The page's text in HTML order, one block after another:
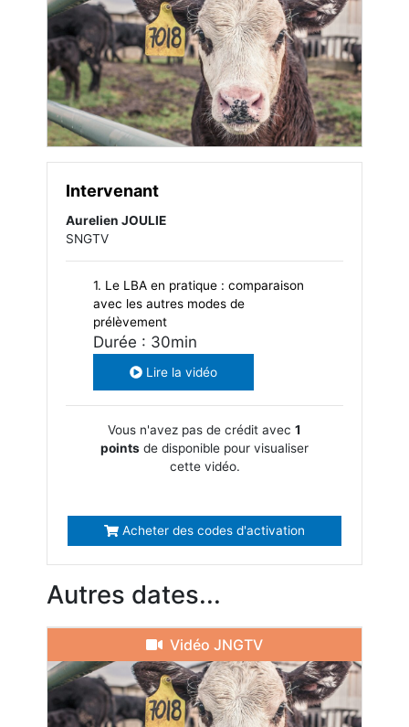
Intervenant
Aurelien JOULIE
SNGTV
1. Le LBA en pratique : comparaison
avec les autres modes de
prélèvement
Durée : 30min
Lire la vidéo
Vous n'avez pas de crédit avec 1
points de disponible pour visualiser
cette vidéo.
Acheter des codes d'activation
Autres dates...
Vidéo JNGTV